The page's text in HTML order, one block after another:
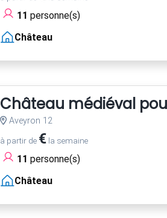
11 personne(s)
Château
Château médiéval
Aveyron 12
à partir de €la semaine
11 personne(s)
Château